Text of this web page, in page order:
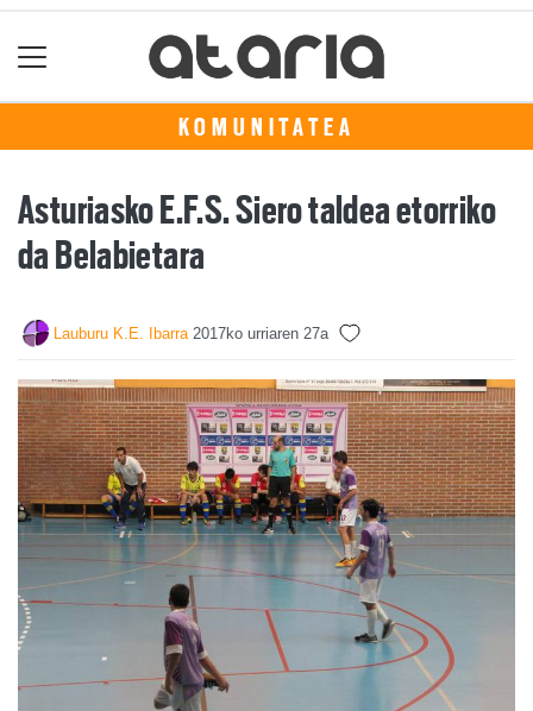
KOMUNITATEA
Asturiasko E.F.S. Siero taldea etorriko
da Belabietara
Lauburu K.E. Ibarra 2017ko urriaren 27a